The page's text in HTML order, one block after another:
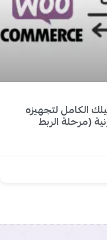
الكامل لتجهيزه
(مرحلة الربط